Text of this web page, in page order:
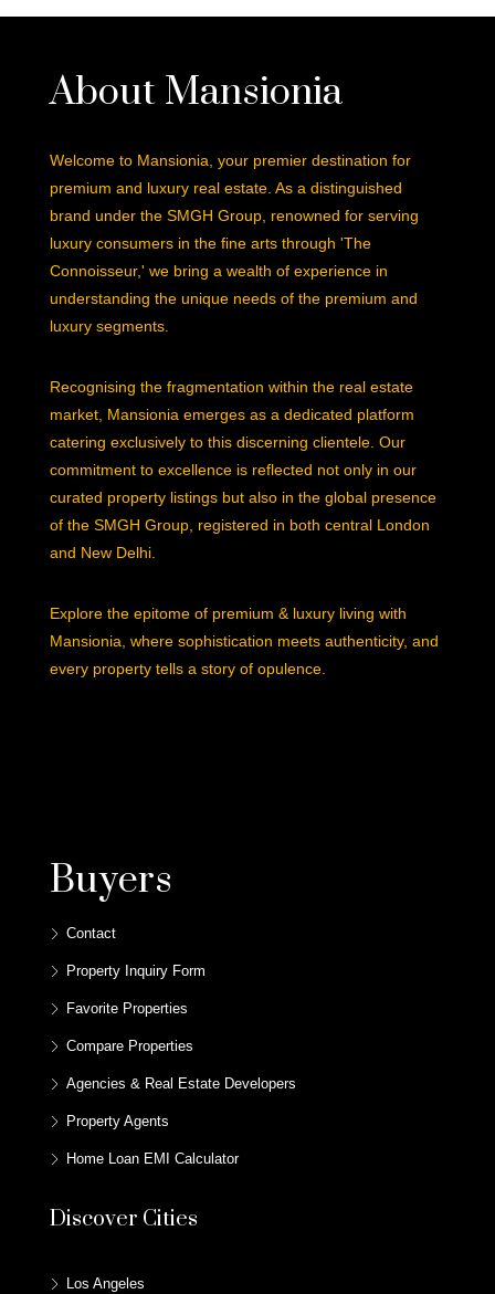
About Mansionia
Welcome to Mansionia, your premier destination for
premium and luxury real estate. As a distinguished
brand under the SMGH Group, renowned for serving
luxury consumers in the fine arts through 'The
Connoisseur,' we bring a wealth of experience in
understanding the unique needs of the premium and
luxury segments.
Recognising the fragmentation within the real estate
market, Mansionia emerges as a dedicated platform
catering exclusively to this discerning clientele. Our
commitment to excellence is reflected not only in our
curated property listings but also in the global presence
of the SMGH Group, registered in both central London
and New Delhi.
Explore the epitome of premium & luxury living with
Mansionia, where sophistication meets authenticity, and
every property tells a story of opulence.
Buyers
Contact
Property Inquiry Form
Favorite Properties
Compare Properties
Agencies & Real Estate Developers
Property Agents
Home Loan EMI Calculator
Discover Cities
Los Angeles